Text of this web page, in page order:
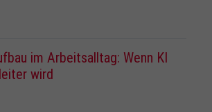
im Arbeitsalltag: Wenn KI
wird